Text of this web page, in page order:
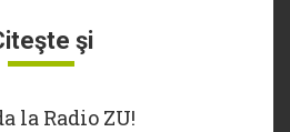
şi
la Radio ZU!